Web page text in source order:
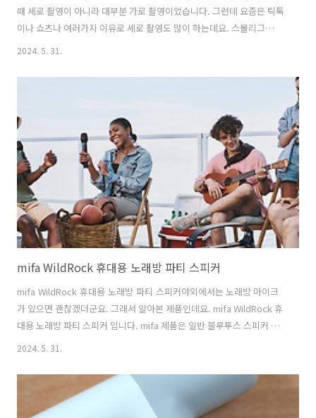
때 세로 촬영이 아니라 대부분 가로 촬영이었습니다. 그런데 요즘은 틱톡
이나 쇼츠나 여러가지 이유로 세로 촬영도 많이 하는데요. 스몰리그
SmallRig SR4570가 있으면 가로 세로 촬영이 많다면 너무 편하게 방향
면 세로 촬영이 가능하죠. 카메라 렌즈 중심을 기준으로 회전이 되기 때
게 보면 단순하다고 볼 수 있는데 생각보다 꽤 짜임새가 잘 만들어져 있
습니다. 거치대 위치가 동일한 상태에서 가로세로 방향만 바꿀 수 있습니
다. 그리고 케이지 하단 부분 모양이 이전 스몰리그의 하단지그처럼 생겨
서..
2024. 5. 31.
mifa WildRock 휴대용 노래방 파티 스피커
mifa WildRock 휴대용 노래방 파티 스피커야외에서는 노래방 마이크
가 있으면 괜찮겠더군요. 그래서 알아본 제품인데요. mifa WildRock 휴
대용 노래방 파티 스피커 입니다. mifa 제품은 일반 블루투스 스피커 제
품도 가지고 있긴 한데요. 음질도 훌륭하고 휴대성도 좋아서 야외에서 쓰
할 수 있습니다. 60W 출력이 가능해서 야외에서도 충분히 사용할 수 있
는데요. 마이크도 2개 연결이 가능해서 동시에 두명이 노래를 부를 수 있
습니다.야외에서 파티를 하거나 할 때 노래를 부를 때 쓰면 괜찮을듯 합
2024. 5. 31.